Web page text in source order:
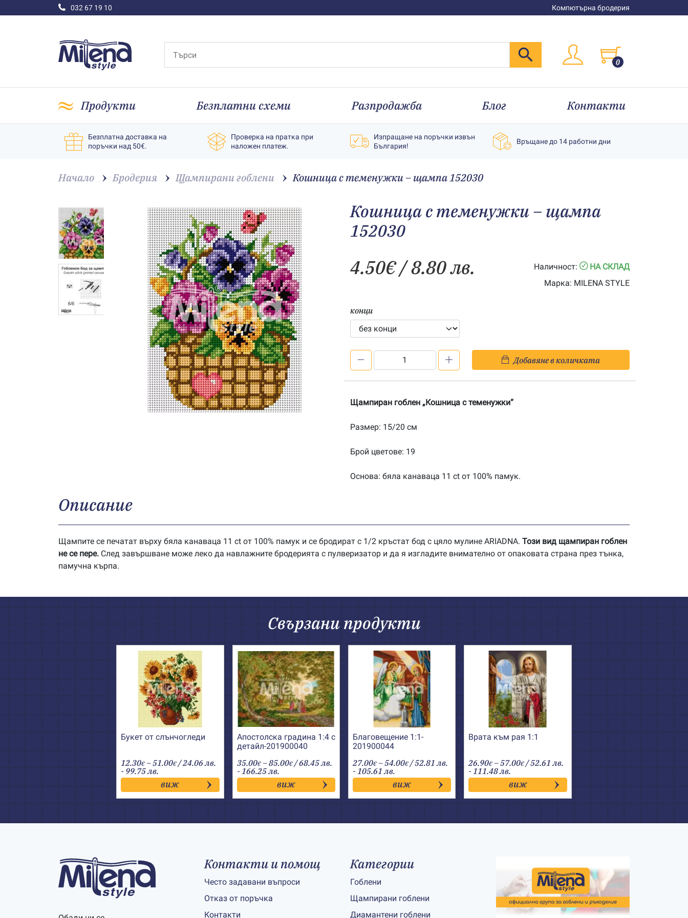
032 67 19 10 Компютърна бродерия
0
Продукти Безплатни схеми Разпродажба Блог Контакти
Безплатна доставка на
поръчки над 50€.
Проверка на пратка при
наложен платеж.
Изпращане на поръчки извън
България!
Връщане до 14 работни дни
Начало Бродерия Щампирани гоблени Кошница с теменужки – щампа 152030
Кошница с теменужки – щампа
152030
4.50€/ 8.80 лв. Наличност:
НА СКЛАД
Марка: MILENA STYLE
конци
с
–
152030
Добавяне в количката
Щампиран гоблен „Кошница с теменужки“
Размер: 15/20 см
Брой цветове: 19
Основа: бяла канаваца 11 ct от 100% памук.
Описание
Щампите се печатат върху бяла канаваца 11 ct от 100% памук и се бродират с 1/2 кръстат бод с цяло мулине ARIADNA. Този вид щампиран гоблен
не се пере. След завършване може леко да навлажните бродерията с пулверизатор и да я изгладите внимателно от опаковата страна през тънка,
памучна кърпа.
Свързани продукти
Букет от слънчогледи
12.30€ –51.00€Price
range:
12.30€
through
51.00€
/ 24.06 лв.
- 99.75 лв.
виж
Апостолска градина 1:4 с
детайл-201900040
35.00€ –85.00€Price
range:
35.00€
through
85.00€
/ 68.45 лв.
- 166.25 лв.
виж
Благовещение 1:1-
201900044
27.00€ –54.00€Price
range:
27.00€
through
54.00€
/ 52.81 лв.
- 105.61 лв.
виж
Врата към рая 1:1
26.90€ –57.00€Price
range:
26.90€
through
57.00€
/ 52.61 лв.
- 111.48 лв.
виж
Контакти и помощ
Често задавани въпроси
Отказ от поръчка
Контакти
Категории
Гоблени
Щампирани гоблени
Диамантени гоблени